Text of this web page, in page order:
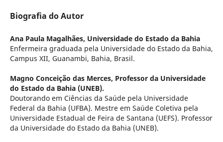
Biografia do Autor
Ana Paula Magalhães, Universidade do Estado da Bahia
Enfermeira graduada pela Universidade do Estado da Bahia,
Campus XII, Guanambi, Bahia, Brasil.
Magno Conceição das Merces, Professor da Universidade
do Estado da Bahia (UNEB).
Doutorando em Ciências da Saúde pela Universidade
Federal da Bahia (UFBA). Mestre em Saúde Coletiva pela
Universidade Estadual de Feira de Santana (UEFS). Professor
da Universidade do Estado da Bahia (UNEB).